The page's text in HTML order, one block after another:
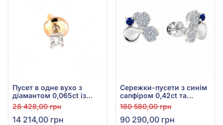
Пусет в одне вухо з
діамантом 0,065ct із
червоно-білого золота
585°, арт. 702-203
28 428,00 грн
14 214,00 грн
Сережки-пусети з синім
сапфіром 0,42ct та
діамантами 0,38ct із
білого золота 585°, арт.
702-384с
180 580,00 грн
90 290,00 грн